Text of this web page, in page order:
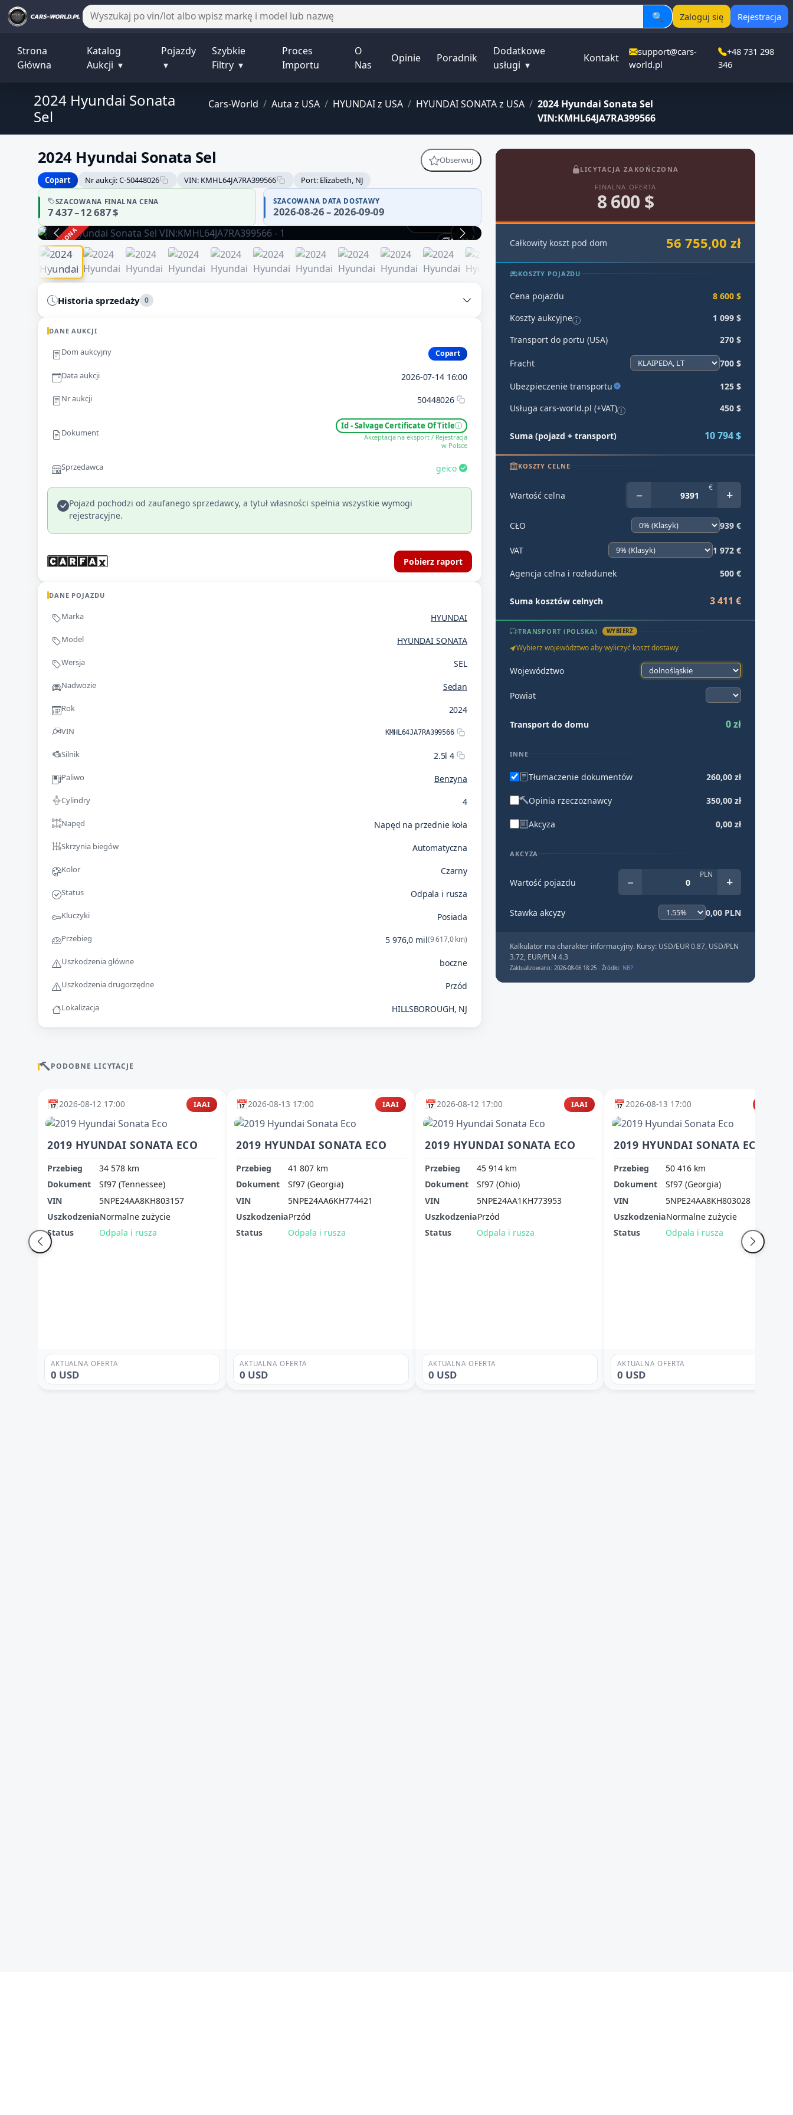
🔍 Zaloguj się Rejestracja
Strona
Główna
Katalog
Aukcji ▾
Pojazdy
▾
Szybkie
Filtry ▾
Proces
Importu
O
Nas
Opinie Poradnik
Dodatkowe
usługi ▾
Kontakt
support@cars-
world.pl
+48 731 298
346
Cars-World / Auta z USA / HYUNDAI z USA / HYUNDAI SONATA z USA / 2024 Hyundai Sonata Sel
VIN:KMHL64JA7RA399566
2024 Hyundai Sonata
Sel
2024 Hyundai Sonata Sel
Obserwuj
Copart
Nr aukcji: C-50448026 VIN: KMHL64JA7RA399566 Port: Elizabeth, NJ
SZACOWANA FINALNA CENA
7 437 – 12 687 $
SZACOWANA DATA DOSTAWY
2026-08-26 – 2026-09-09
ZAKOŃCZONA 1 / 12
Praca silnika
Historia sprzedaży 0
DANE AUKCJI
Dom aukcyjny Copart
Data aukcji 2026-07-14 16:00
Nr aukcji 50448026
Dokument
Id - Salvage Certificate Of Title
Akceptacja na eksport / Rejestracja
w Polsce
Sprzedawca geico
Pojazd pochodzi od zaufanego sprzedawcy, a tytuł własności spełnia wszystkie wymogi
rejestracyjne.
Pobierz raport
DANE POJAZDU
Marka HYUNDAI
Model HYUNDAI SONATA
Wersja SEL
Nadwozie Sedan
Rok 2024
VIN KMHL64JA7RA399566
Silnik 2.5l 4
Paliwo Benzyna
Cylindry 4
Napęd Napęd na przednie koła
Skrzynia biegów Automatyczna
Kolor Czarny
Status Odpala i rusza
Kluczyki Posiada
Przebieg 5 976,0 mil(9 617,0 km)
Uszkodzenia główne boczne
Uszkodzenia drugorzędne Przód
Lokalizacja HILLSBOROUGH, NJ
LICYTACJA ZAKOŃCZONA
FINALNA OFERTA
8 600 $
Całkowity koszt pod dom 56 755,00 zł
KOSZTY POJAZDU
Cena pojazdu
8 600 $
Koszty aukcyjne
1 099 $
Transport do portu (USA)
270 $
Fracht 700 $
Ubezpieczenie transportu
125 $
Usługa cars-world.pl (+VAT)
450 $
Suma (pojazd + transport) 10 794 $
KOSZTY CELNE
Wartość celna − € +
CŁO 939 €
VAT 1 972 €
Agencja celna i rozładunek 500 €
Suma kosztów celnych 3 411 €
TRANSPORT (POLSKA) WYBIERZ
Wybierz województwo aby wyliczyć koszt dostawy
Województwo
Powiat
Transport do domu 0 zł
INNE
Tłumaczenie dokumentów 260,00 zł
Opinia rzeczoznawcy 350,00 zł
Akcyza 0,00 zł
AKCYZA
Wartość pojazdu − PLN +
Stawka akcyzy 0,00 PLN
Kalkulator ma charakter informacyjny. Kursy: USD/EUR 0.87, USD/PLN
3.72, EUR/PLN 4.3
Zaktualizowano: 2026-08-06 18:25 · Źródło: NBP
PODOBNE LICYTACJE
📅2026-08-12 17:00 IAAI
2019 HYUNDAI SONATA ECO
Przebieg
34 578 km
Dokument
Sf97 (Tennessee)
VIN
5NPE24AA8KH803157
UszkodzeniaNormalne zużycie
Status
Odpala i rusza
AKTUALNA OFERTA
0 USD
📅2026-08-13 17:00 IAAI
2019 HYUNDAI SONATA ECO
Przebieg
41 807 km
Dokument
Sf97 (Georgia)
VIN
5NPE24AA6KH774421
UszkodzeniaPrzód
Status
Odpala i rusza
AKTUALNA OFERTA
0 USD
📅2026-08-12 17:00 IAAI
2019 HYUNDAI SONATA ECO
Przebieg
45 914 km
Dokument
Sf97 (Ohio)
VIN
5NPE24AA1KH773953
UszkodzeniaPrzód
Status
Odpala i rusza
AKTUALNA OFERTA
0 USD
📅2026-08-13 17:00
2019 HYUNDAI SONATA ECO
Przebieg
50 416 km
Dokument
Sf97 (Georgia)
VIN
5NPE24AA8KH803028
UszkodzeniaNormalne zużycie
Status
Odpala i rusza
AKTUALNA OFERTA
0 USD